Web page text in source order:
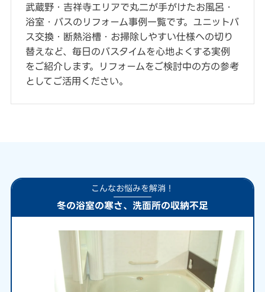
武蔵野・吉祥寺エリアで丸二が手がけたお風呂・
浴室・バスのリフォーム事例一覧です。ユニットバ
ス交換・断熱浴槽・お掃除しやすい仕様への切り
替えなど、毎日のバスタイムを心地よくする実例
をご紹介します。リフォームをご検討中の方の参考
としてご活用ください。
こんなお悩みを解消！
冬の浴室の寒さ、洗面所の収納不足